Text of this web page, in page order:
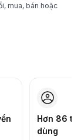
mua, bán hoặc
Hơn 86
dùng